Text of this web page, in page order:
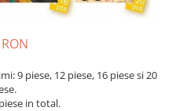
9 piese, 12 piese, 16 piese si 20
in total.